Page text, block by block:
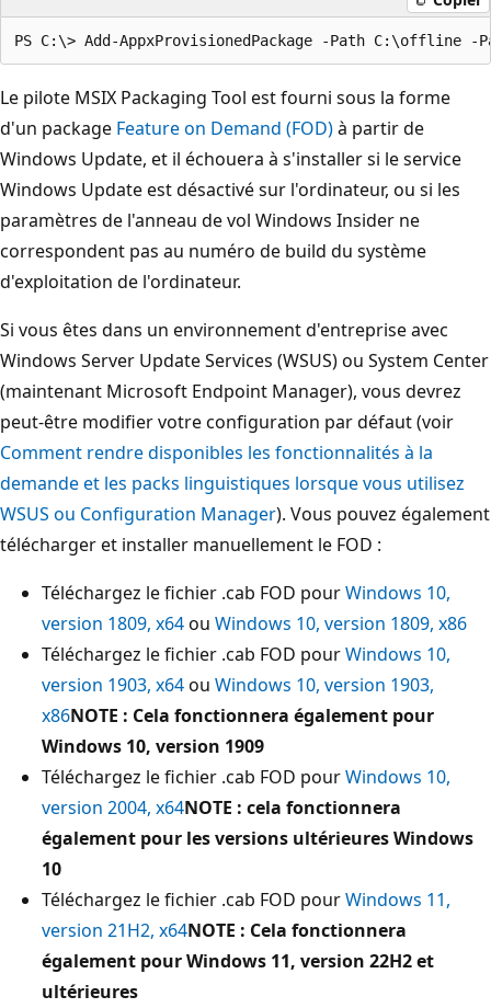
Le pilote MSIX Packaging Tool est fourni sous la forme
d'un package Feature on Demand (FOD)à partir de
Windows Update, et il échouera à s'installer si le service
Windows Update est désactivé sur l'ordinateur, ou si les
paramètres de l'anneau de vol Windows Insider ne
correspondent pas au numéro de build du système
d'exploitation de l'ordinateur.
Si vous êtes dans un environnement d'entreprise avec
Windows Server Update Services (WSUS) ou System Center
(maintenant Microsoft Endpoint Manager), vous devrez
peut-être modifier votre configuration par défaut (voir
Comment rendre disponibles les fonctionnalités à la
demande et les packs linguistiques lorsque vous utilisez
WSUS ou Configuration Manager). Vous pouvez également
télécharger et installer manuellement le FOD :
Téléchargez le fichier .cab FOD pourWindows 10,
version 1809, x64ou Windows 10, version 1809, x86
Téléchargez le fichier .cab FOD pourWindows 10,
version 1903, x64ou Windows 10, version 1903,
x86NOTE : Cela fonctionnera également pour
Windows 10, version 1909
Téléchargez le fichier .cab FOD pourWindows 10,
version 2004, x64NOTE : cela fonctionnera
également pour les versions ultérieures Windows
10
Téléchargez le fichier .cab FOD pourWindows 11,
version 21H2, x64NOTE : Cela fonctionnera
également pour Windows 11, version 22H2 et
ultérieures